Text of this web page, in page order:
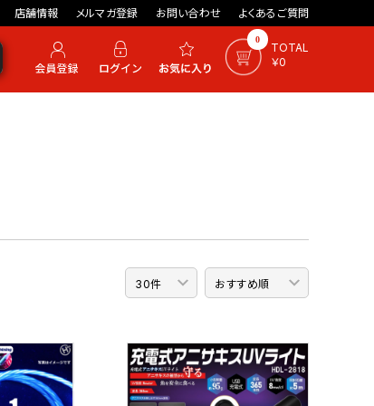
店舗情報 メルマガ登録 お問い合わせ よくあるご質問
0
TOTAL
￥0